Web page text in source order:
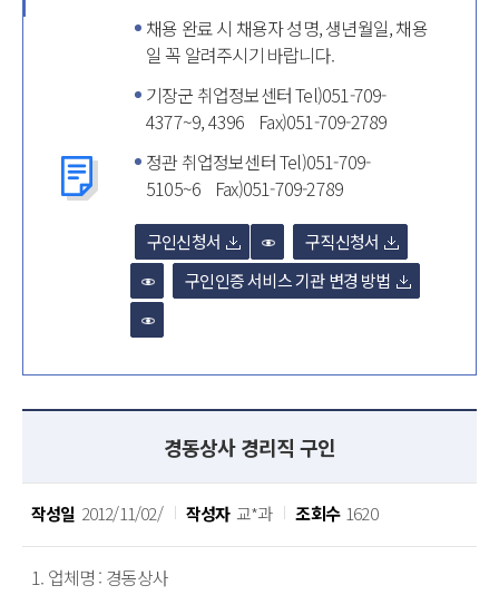
채용 완료 시 채용자 성명, 생년월일, 채용
일 꼭 알려주시기 바랍니다.
기장군 취업정보센터 Tel)051-709-
4377~9, 4396 Fax)051-709-2789
정관 취업정보센터 Tel)051-709-
5105~6 Fax)051-709-2789
구인신청서
구직신청서
구인인증 서비스 기관 변경 방법
경동상사 경리직 구인
작성일 2012/11/02/ 작성자 교*과 조회수 1620
1. 업체명 : 경동상사